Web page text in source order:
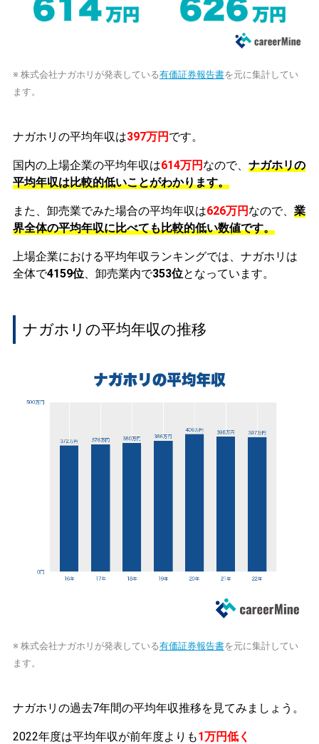
※ 株式会社ナガホリが発表している有価証券報告書を元に集計してい
ます。
ナガホリの平均年収は397万円 です。
国内の上場企業の平均年収は614万円 なので、 ナガホリの
平均年収は比較的低いことがわかります。
また、卸売業でみた場合の平均年収は626万円 なので、 業
界全体の平均年収に比べても比較的低い数値です。
上場企業における平均年収ランキングでは、ナガホリは
全体で4159位、卸売業内で353位となっています。
ナガホリの平均年収の推移
※ 株式会社ナガホリが発表している有価証券報告書を元に集計してい
ます。
ナガホリの過去7年間の平均年収推移を見てみましょう。
2022年度は平均年収が前年度よりも1万円低く